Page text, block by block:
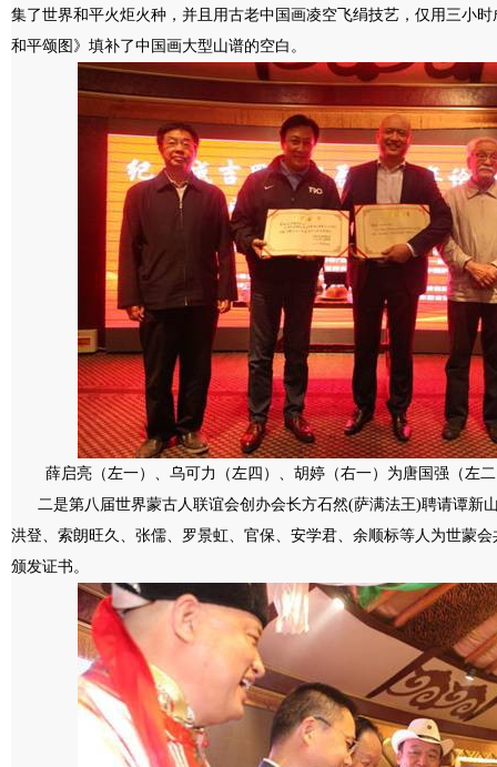
集了世界和平火炬火种，并且用古老中国画凌空飞绢技艺，仅用三小
和平颂图》填补了中国画大型山谱的空白。
薛启亮（左一）、乌可力（左四）、胡婷（右一）为唐国强（左
二是第八届世界蒙古人联谊会创办会长方石然(萨满法王)聘请谭新
洪登、索朗旺久、张儒、罗景虹、官保、安学君、余顺标等人为世蒙
颁发证书。